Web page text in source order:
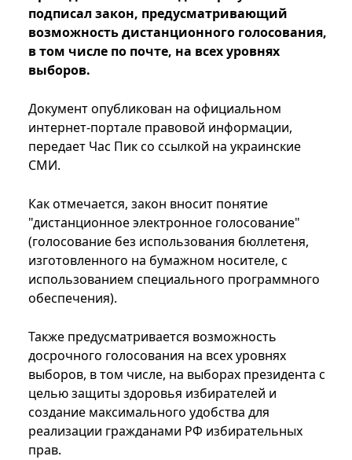
подписал закон, предусматривающий
возможность дистанционного голосования,
в том числе по почте, на всех уровнях
выборов.
Документ опубликован на официальном
интернет-портале правовой информации,
передает Час Пик со ссылкой на украинские
СМИ.
Как отмечается, закон вносит понятие
"дистанционное электронное голосование"
(голосование без использования бюллетеня,
изготовленного на бумажном носителе, с
использованием специального программного
обеспечения).
Также предусматривается возможность
досрочного голосования на всех уровнях
выборов, в том числе, на выборах президента с
целью защиты здоровья избирателей и
создание максимального удобства для
реализации гражданами РФ избирательных
прав.